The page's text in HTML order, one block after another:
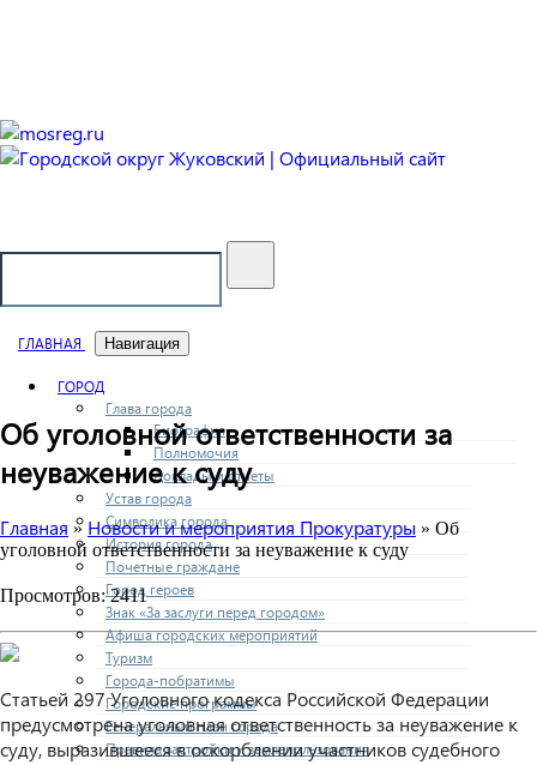
ГЛАВНАЯ Навигация
ГОРОД
Глава города
Биография
Полномочия
Доклады и отчеты
Устав города
Символика города
История города
Почетные граждане
Город героев
Знак «За заслуги перед городом»
Афиша городских мероприятий
Туризм
Города-побратимы
Городские программы
Генеральный план города
Правила застройки и землепользования
Об уголовной ответственности за
неуважение к суду
Главная » Новости и мероприятия Прокуратуры » Об
уголовной ответственности за неуважение к суду
Просмотров: 2411
Статьей 297 Уголовного кодекса Российской Федерации
предусмотрена уголовная ответственность за неуважение к
суду, выразившееся в оскорблении участников судебного